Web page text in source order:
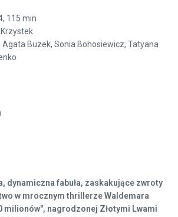
115 min
Buzek, Sonia Bohosiewicz, Tatyana
dynamiczna fabuła, zaskakujące zwroty
w mrocznym thrillerze Waldemara
milionów", nagrodzonej Złotymi Lwami